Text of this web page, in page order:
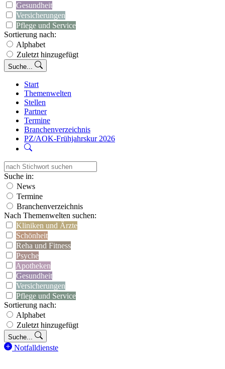
Gesundheit
Versicherungen
Pflege und Service
Sortierung nach:
Alphabet
Zuletzt hinzugefügt
Suche...
Start
Themenwelten
Stellen
Partner
Termine
Branchenverzeichnis
PZ/AOK-Frühjahrskur 2026
Suche in:
News
Termine
Branchenverzeichnis
Nach Themenwelten suchen:
Kliniken und Ärzte
Schönheit
Reha und Fitness
Psyche
Apotheken
Gesundheit
Versicherungen
Pflege und Service
Sortierung nach:
Alphabet
Zuletzt hinzugefügt
Suche...
Notfalldienste